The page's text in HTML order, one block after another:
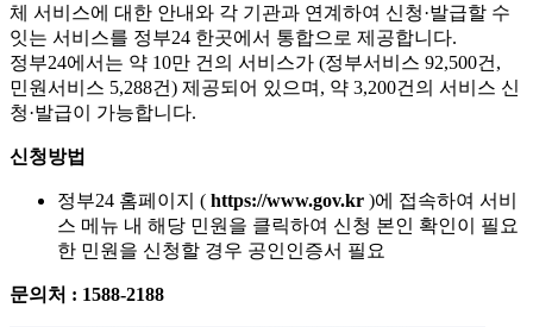
체 서비스에 대한 안내와 각 기관과 연계하여 신청·발급할 수
잇는 서비스를 정부24 한곳에서 통합으로 제공합니다.
정부24에서는 약 10만 건의 서비스가 (정부서비스 92,500건,
민원서비스 5,288건) 제공되어 있으며, 약 3,200건의 서비스 신
청·발급이 가능합니다.
신청방법
정부24 홈페이지 ( https://www.gov.kr )에 접속하여 서비
스 메뉴 내 해당 민원을 클릭하여 신청 본인 확인이 필요
한 민원을 신청할 경우 공인인증서 필요
문의처 : 1588-2188